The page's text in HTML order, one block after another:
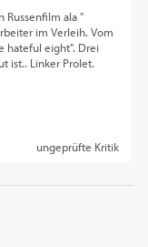
Russenfilm ala "
im Verleih. Vom
hateful eight". Drei
ist.. Linker Prolet.
ungeprüfte Kritik